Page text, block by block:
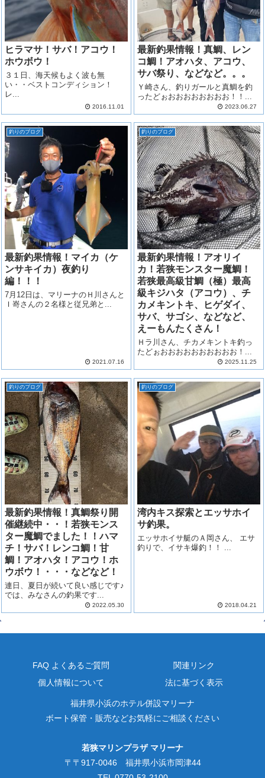
ヒラマサ！サバ！アコウ！
ホウボウ！
３１日、海天候もよく波も無
い・・ベストコンディション！
レ...
2016.11.01
最新釣果情報！真鯛、レン
コ鯛！アオハタ、アコウ、
サバ祭り、などなど。。。
Ｙ崎さん、釣りガールと真鯛を釣
ったどぉおおおおおおおお！！...
2023.06.27
釣りのブログ
最新釣果情報！マイカ（ケ
ンサキイカ）夜釣り
編！！！
7月12日は、マリーナのＨ川さんと
Ｉ嵜さんの２名様と従兄弟と...
2021.07.16
釣りのブログ
最新釣果情報！アオリイ
カ！若狭モンスター魔鯛！
若狭最高級甘鯛（極）最高
級キジハタ（アコウ）、チ
カメキントキ、ヒゲダイ、
サバ、サゴシ、などなど、
えーもんたくさん！
Ｈラ川さん、チカメキントキ釣っ
たどぉおおおおおおおおおお！...
2025.11.25
釣りのブログ
最新釣果情報！真鯛祭り開
催継続中・・！若狭モンス
ター魔鯛でました！！ハマ
チ！サバ！レンコ鯛！甘
鯛！アオハタ！アコウ！ホ
ウボウ！・・・などなど！
連日、夏日が続いて良い感じです♪
では、みなさんの釣果です...
2022.05.30
釣りのブログ
湾内キス探索とエッサホイ
サ釣果。
エッサホイサ艇のＡ岡さん、 エサ
釣りで、イサキ爆釣！！ ...
2018.04.21
FAQ よくあるご質問
関連リンク
個人情報について
法に基づく表示
福井県小浜のホテル併設マリーナ
ボート保管・販売などお気軽にご相談ください
若狭マリンプラザ マリーナ
〒〒917-0046 福井県小浜市岡津44